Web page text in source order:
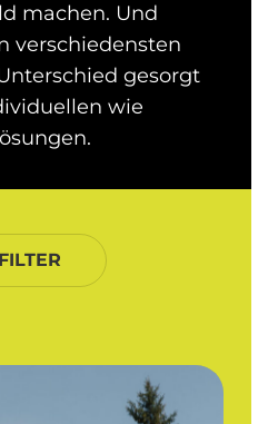
machen. Und
verschiedensten
gesorgt
wie
FILTER